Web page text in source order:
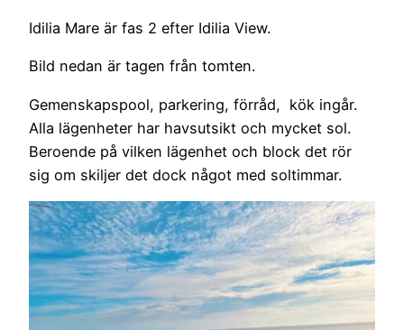
Idilia Mare är fas 2 efter Idilia View.
Bild nedan är tagen från tomten.
Gemenskapspool, parkering, förråd, kök ingår.
Alla lägenheter har havsutsikt och mycket sol.
Beroende på vilken lägenhet och block det rör
sig om skiljer det dock något med soltimmar.